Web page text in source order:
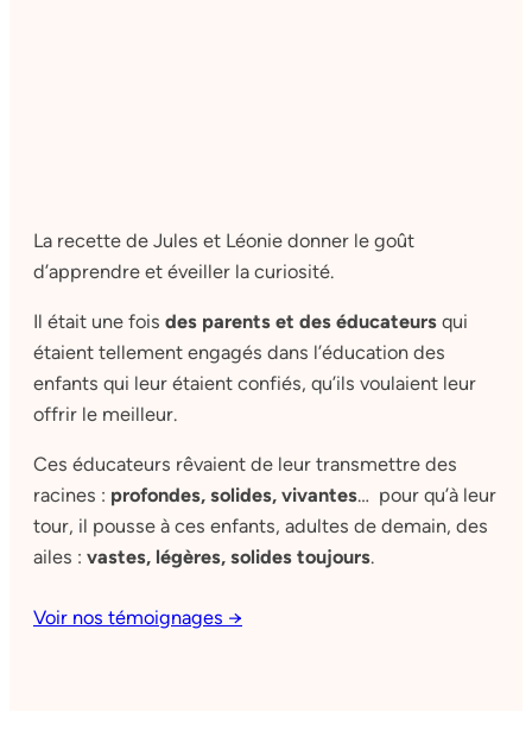
La recette de Jules et Léonie donner le goût
d’apprendre et éveiller la curiosité.
Il était une fois des parents et des éducateurs qui
étaient tellement engagés dans l’éducation des
enfants qui leur étaient confiés, qu’ils voulaient leur
offrir le meilleur.
Ces éducateurs rêvaient de leur transmettre des
racines : profondes, solides, vivantes… pour qu’à leur
tour, il pousse à ces enfants, adultes de demain, des
ailes : vastes, légères, solides toujours.
Voir nos témoignages →